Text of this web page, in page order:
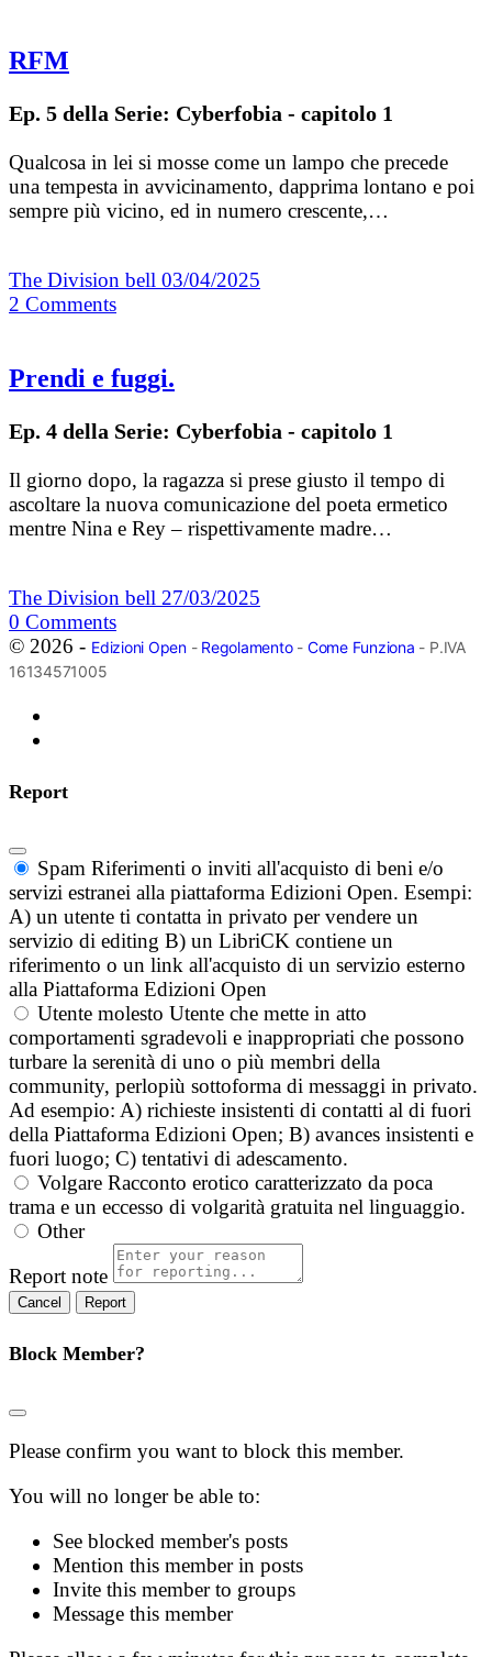
RFM
Ep. 5 della Serie: Cyberfobia - capitolo 1
Qualcosa in lei si mosse come un lampo che precede
una tempesta in avvicinamento, dapprima lontano e poi
sempre più vicino, ed in numero crescente,…
The Division bell 03/04/2025
2 Comments
Prendi e fuggi.
Ep. 4 della Serie: Cyberfobia - capitolo 1
Il giorno dopo, la ragazza si prese giusto il tempo di
ascoltare la nuova comunicazione del poeta ermetico
mentre Nina e Rey – rispettivamente madre…
The Division bell 27/03/2025
0 Comments
© 2026 - Edizioni Open- Regolamento- Come Funziona - P.IVA
16134571005
Report
Spam Riferimenti o inviti all'acquisto di beni e/o
servizi estranei alla piattaforma Edizioni Open. Esempi:
A) un utente ti contatta in privato per vendere un
servizio di editing B) un LibriCK contiene un
riferimento o un link all'acquisto di un servizio esterno
alla Piattaforma Edizioni Open
Utente molesto Utente che mette in atto
comportamenti sgradevoli e inappropriati che possono
turbare la serenità di uno o più membri della
community, perlopiù sottoforma di messaggi in privato.
Ad esempio: A) richieste insistenti di contatti al di fuori
della Piattaforma Edizioni Open; B) avances insistenti e
fuori luogo; C) tentativi di adescamento.
Volgare Racconto erotico caratterizzato da poca
trama e un eccesso di volgarità gratuita nel linguaggio.
Other
Report note
Report
Block Member?
Please confirm you want to block this member.
You will no longer be able to:
See blocked member's posts
Mention this member in posts
Invite this member to groups
Message this member